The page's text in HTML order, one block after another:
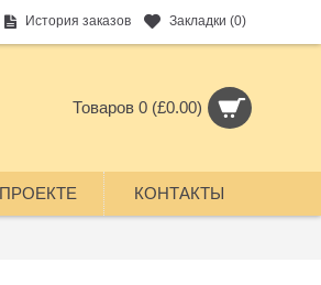
История заказов Закладки (0)
Товаров 0 (£0.00)
КОНТАКТЫ